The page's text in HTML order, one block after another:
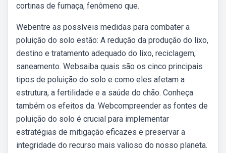
cortinas de fumaça, fenômeno que.
Webentre as possíveis medidas para combater a
poluição do solo estão: A redução da produção do lixo,
destino e tratamento adequado do lixo, reciclagem,
saneamento. Websaiba quais são os cinco principais
tipos de poluição do solo e como eles afetam a
estrutura, a fertilidade e a saúde do chão. Conheça
também os efeitos da. Webcompreender as fontes de
poluição do solo é crucial para implementar
estratégias de mitigação eficazes e preservar a
integridade do recurso mais valioso do nosso planeta.